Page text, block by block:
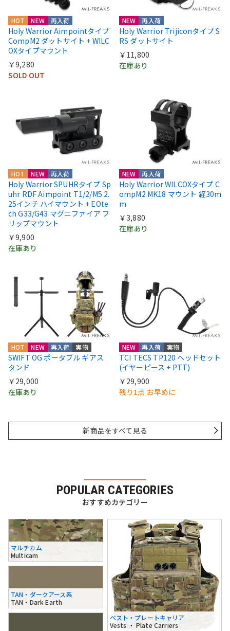
HOT NEW 再入荷
Holy Warrior Aimpointタイプ
CompM2 ダットサイト + WILC
OXタイプマウント
￥9,280
SOLD OUT
NEW 再入荷
Holy Warrior Trijiconタイプ S
RS ダットサイト
￥11,800
在庫あり
HOT NEW 再入荷
Holy Warrior SPUHRタイプ Sp
uhr RDF Aimpoint T1/2/M5 2.
25インチ ハイマウント + EOte
ch G33/G43 マグニファイア フ
リップマウント
￥9,900
在庫あり
NEW 再入荷
Holy Warrior WILCOXタイプ C
ompM2 MK18 マウント 経30m
m
￥3,880
在庫あり
HOT NEW 再入荷 実物
SWIFT OG ポータブル ギアス
タンド
￥29,000
在庫あり
NEW 再入荷 実物
TCI TECS TP120 ヘッドセット
(イヤーピース + PTT)
￥29,900
残り1点 お早めに
新商品をすべて見る
POPULAR CATEGORIES
おすすめカテゴリー
マルチカム
Multicam
TAN・ダークアース系
TAN・Dark Earth
ベスト・プレートキャリア
Vests ・ Plate Carriers